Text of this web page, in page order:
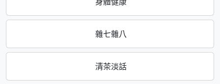
雜七雜八
清茶淡話